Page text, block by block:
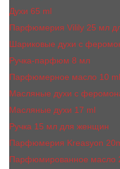
Духи 65 ml
Парфюмерия Vilily 25 мл
Шариковые духи с
Ручка-парфюм 8 мл
Парфюмерное масло 10
Масляные духи c
Масляные духи 17 ml
Ручка 15 мл для женщин
Парфюмерия Kreasyon
Парфюмированное масло